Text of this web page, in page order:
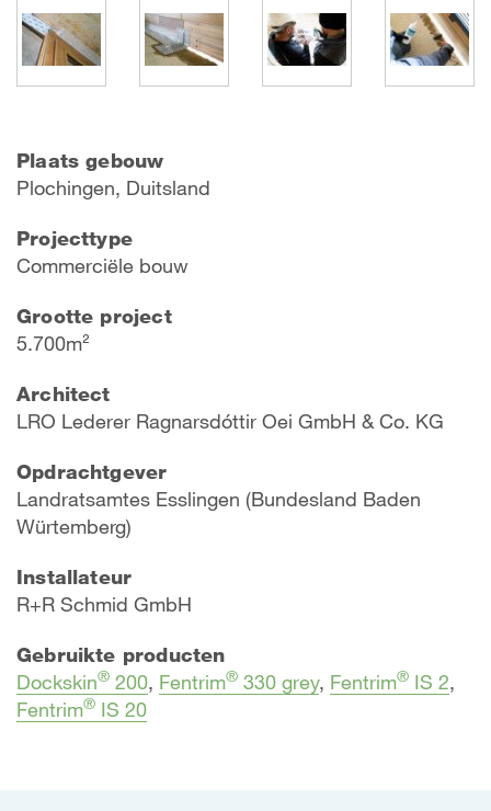
Plaats gebouw
Plochingen, Duitsland
Projecttype
Commerciële bouw
Grootte project
5.700m²
Architect
LRO Lederer Ragnarsdóttir Oei GmbH & Co. KG
Opdrachtgever
Landratsamtes Esslingen (Bundesland Baden
Würtemberg)
Installateur
R+R Schmid GmbH
Gebruikte producten
Dockskin® 200, Fentrim® 330 grey, Fentrim® IS 2,
Fentrim® IS 20